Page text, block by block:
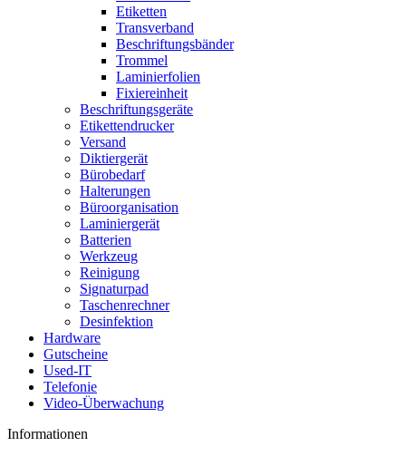
Etiketten
Transverband
Beschriftungsbänder
Trommel
Laminierfolien
Fixiereinheit
Beschriftungsgeräte
Etikettendrucker
Versand
Diktiergerät
Bürobedarf
Halterungen
Büroorganisation
Laminiergerät
Batterien
Werkzeug
Reinigung
Signaturpad
Taschenrechner
Desinfektion
Hardware
Gutscheine
Used-IT
Telefonie
Video-Überwachung
Informationen